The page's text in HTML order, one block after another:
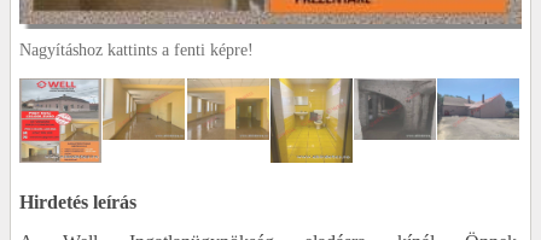
Nagyításhoz kattints a fenti képre!
Hirdetés leírás